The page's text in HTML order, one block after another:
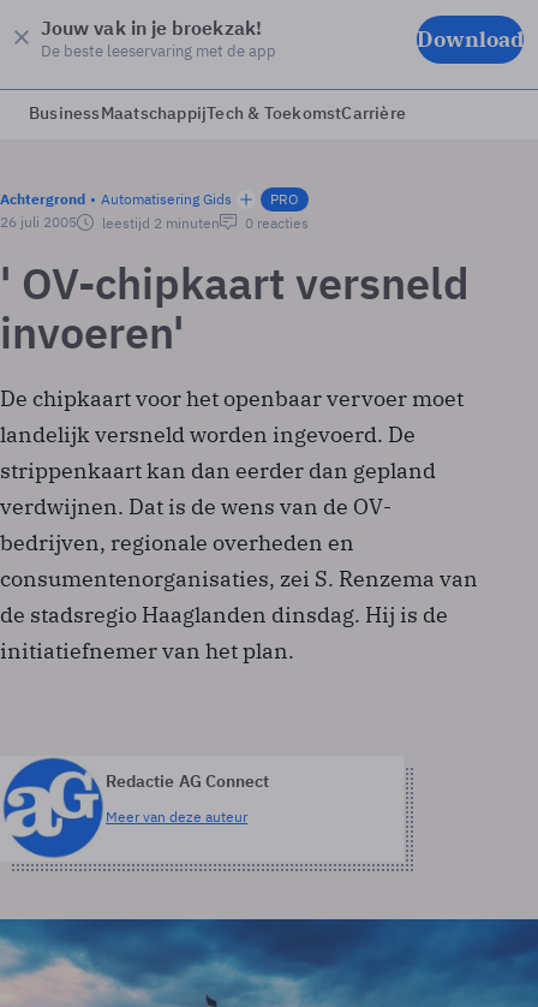
Jouw vak in je broekzak!
De beste leeservaring met de app Download
BusinessMaatschappijTech & ToekomstCarrière
Achtergrond Automatisering Gids
PRO
26 juli 2005
leestijd 2 minuten 0 reacties
' OV-chipkaart versneld
invoeren'
De chipkaart voor het openbaar vervoer moet
landelijk versneld worden ingevoerd. De
strippenkaart kan dan eerder dan gepland
verdwijnen. Dat is de wens van de OV-
bedrijven, regionale overheden en
consumentenorganisaties, zei S. Renzema van
de stadsregio Haaglanden dinsdag. Hij is de
initiatiefnemer van het plan.
Redactie AG Connect
Meer van deze auteur